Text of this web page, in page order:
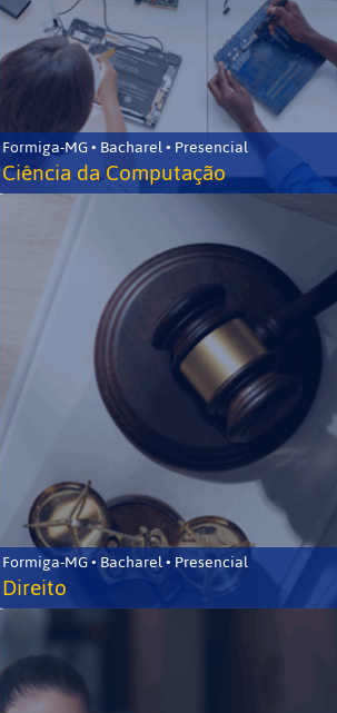
Formiga-MG • Bacharel • Presencial
Ciência da Computação
Formiga-MG • Bacharel • Presencial
Direito